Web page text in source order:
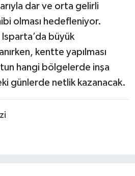
dar ve orta gelirli
olması hedefleniyor.
Isparta’da büyük
kentte yapılması
hangi bölgelerde inşa
günlerde netlik kazanacak.